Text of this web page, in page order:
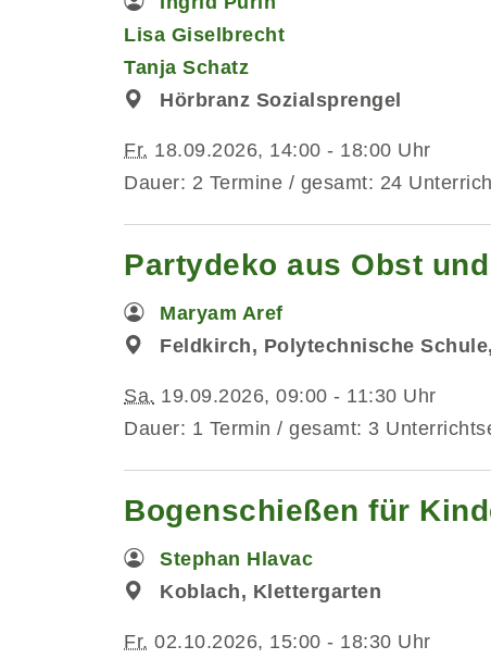
Lisa Giselbrecht
Tanja Schatz
Hörbranz Sozialsprengel
Fr. 18.09.2026, 14:00 - 18:00 Uhr
Dauer: 2 Termine / gesamt: 24
Partydeko aus Obst
Maryam Aref
Feldkirch, Polytechnische
Sa. 19.09.2026, 09:00 - 11:30 Uhr
Dauer: 1 Termin / gesamt: 3
Bogenschießen für
Stephan Hlavac
Koblach, Klettergarten
Fr. 02.10.2026, 15:00 - 18:30 Uhr